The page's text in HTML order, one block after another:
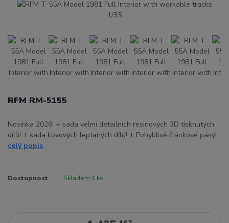
RFM RM-5155
Novinka 2026! + sada velmi detailních resinových 3D tisknutých
dílů! + sada kovových leptaných dílů! + Pohyblivé článkové pásy!
celý popis
Dostupnost Skladem 1 ks